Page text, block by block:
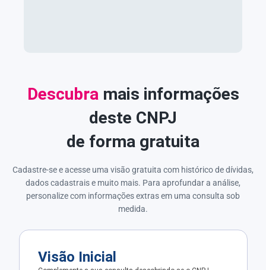
Descubra mais informações
deste CNPJ
de forma gratuita
Cadastre-se e acesse uma visão gratuita com histórico de dívidas,
dados cadastrais e muito mais. Para aprofundar a análise,
personalize com informações extras em uma consulta sob
medida.
Visão Inicial